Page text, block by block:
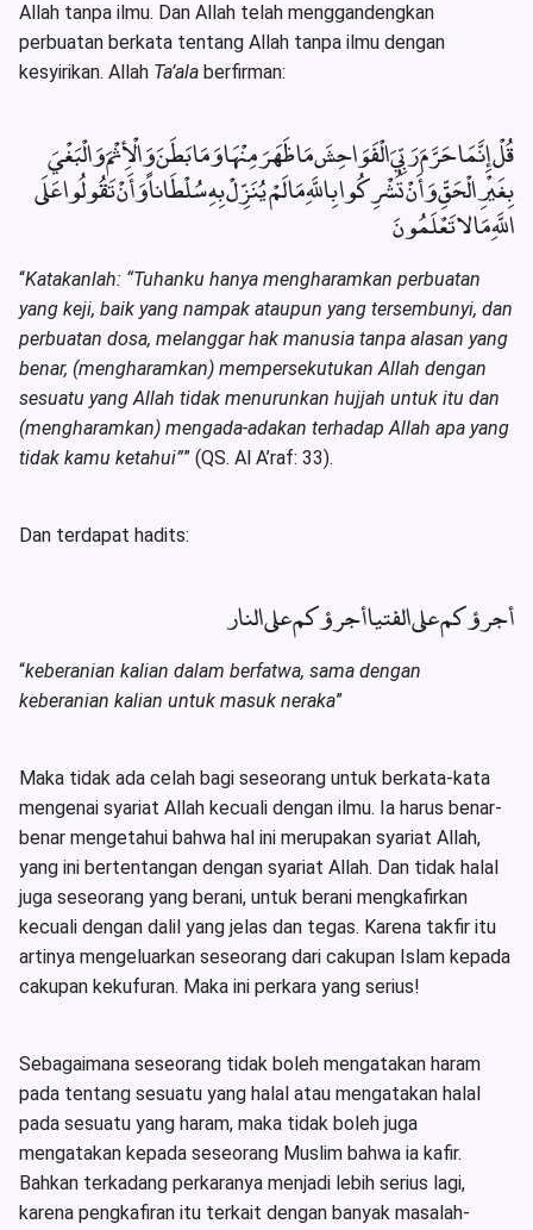
Allah tanpa ilmu. Dan Allah telah menggandengkan
perbuatan berkata tentang Allah tanpa ilmu dengan
kesyirikan. Allah Ta’ala berfirman:
قُلْ إِنَّمَا حَرَّمَ رَبِّيَ الْفَوَاحِشَ مَا ظَهَرَ مِنْهَا وَمَا بَطَنَ وَالْأِثْمَ وَالْبَغْيَ
بِغَيْرِ الْحَقِّ وَأَنْ تُشْرِكُوا بِاللَّهِ مَا لَمْ يُنَزِّلْ بِهِ سُلْطَاناً وَأَنْ تَقُولُوا عَلَى
اللَّهِ مَا لا تَعْلَمُونَ
“Katakanlah: “Tuhanku hanya mengharamkan perbuatan
yang keji, baik yang nampak ataupun yang tersembunyi, dan
perbuatan dosa, melanggar hak manusia tanpa alasan yang
benar, (mengharamkan) mempersekutukan Allah dengan
sesuatu yang Allah tidak menurunkan hujjah untuk itu dan
(mengharamkan) mengada-adakan terhadap Allah apa yang
tidak kamu ketahui”” (QS. Al A’raf: 33).
Dan terdapat hadits:
أجرؤكم على الفتيا أجرؤكم على النار
“keberanian kalian dalam berfatwa, sama dengan
keberanian kalian untuk masuk neraka”
Maka tidak ada celah bagi seseorang untuk berkata-kata
mengenai syariat Allah kecuali dengan ilmu. Ia harus benar-
benar mengetahui bahwa hal ini merupakan syariat Allah,
yang ini bertentangan dengan syariat Allah. Dan tidak halal
juga seseorang yang berani, untuk berani mengkafirkan
kecuali dengan dalil yang jelas dan tegas. Karena takfir itu
artinya mengeluarkan seseorang dari cakupan Islam kepada
cakupan kekufuran. Maka ini perkara yang serius!
Sebagaimana seseorang tidak boleh mengatakan haram
pada tentang sesuatu yang halal atau mengatakan halal
pada sesuatu yang haram, maka tidak boleh juga
mengatakan kepada seseorang Muslim bahwa ia kafir.
Bahkan terkadang perkaranya menjadi lebih serius lagi,
karena pengkafiran itu terkait dengan banyak masalah-